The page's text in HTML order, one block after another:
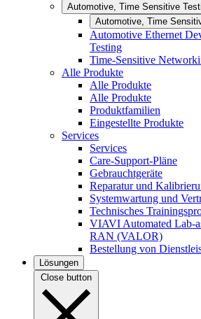
Automotive, Time Sensitive
Automotive, Time
Automotive Ethernet
Testing
Time-Sensitive
Alle Produkte
Alle Produkte
Alle Produkte
Produktfamilien
Eingestellte Produkte
Services
Services
Care-Support-Pläne
Gebrauchtgeräte
Reparatur und
Systemwartung und
Technisches
VIAVI Automated Lab-
RAN (VALOR)
Bestellung von
Lösungen
Close button